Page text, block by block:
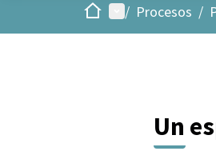
InicioMenú principal
/ Procesos /
Un